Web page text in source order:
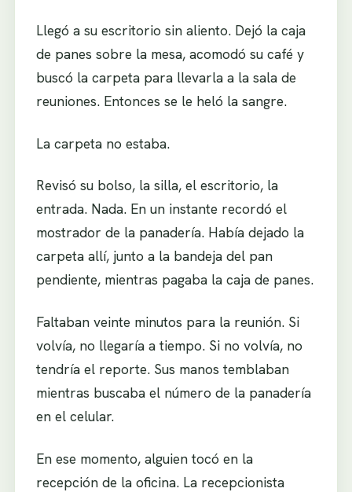
Llegó a su escritorio sin aliento. Dejó la caja
de panes sobre la mesa, acomodó su café y
buscó la carpeta para llevarla a la sala de
reuniones. Entonces se le heló la sangre.
La carpeta no estaba.
Revisó su bolso, la silla, el escritorio, la
entrada. Nada. En un instante recordó el
mostrador de la panadería. Había dejado la
carpeta allí, junto a la bandeja del pan
pendiente, mientras pagaba la caja de panes.
Faltaban veinte minutos para la reunión. Si
volvía, no llegaría a tiempo. Si no volvía, no
tendría el reporte. Sus manos temblaban
mientras buscaba el número de la panadería
en el celular.
En ese momento, alguien tocó en la
recepción de la oficina. La recepcionista